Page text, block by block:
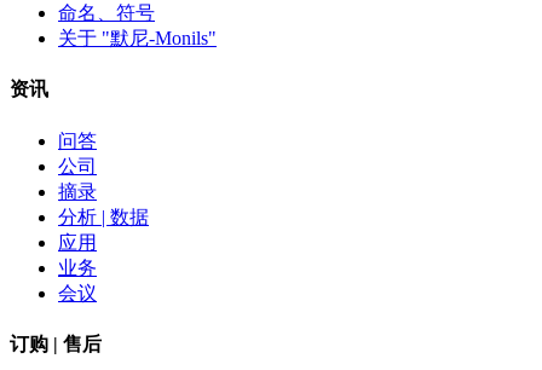
命名、符号
关于 "默尼-Monils"
资讯
问答
公司
摘录
分析 | 数据
应用
业务
会议
订购 | 售后